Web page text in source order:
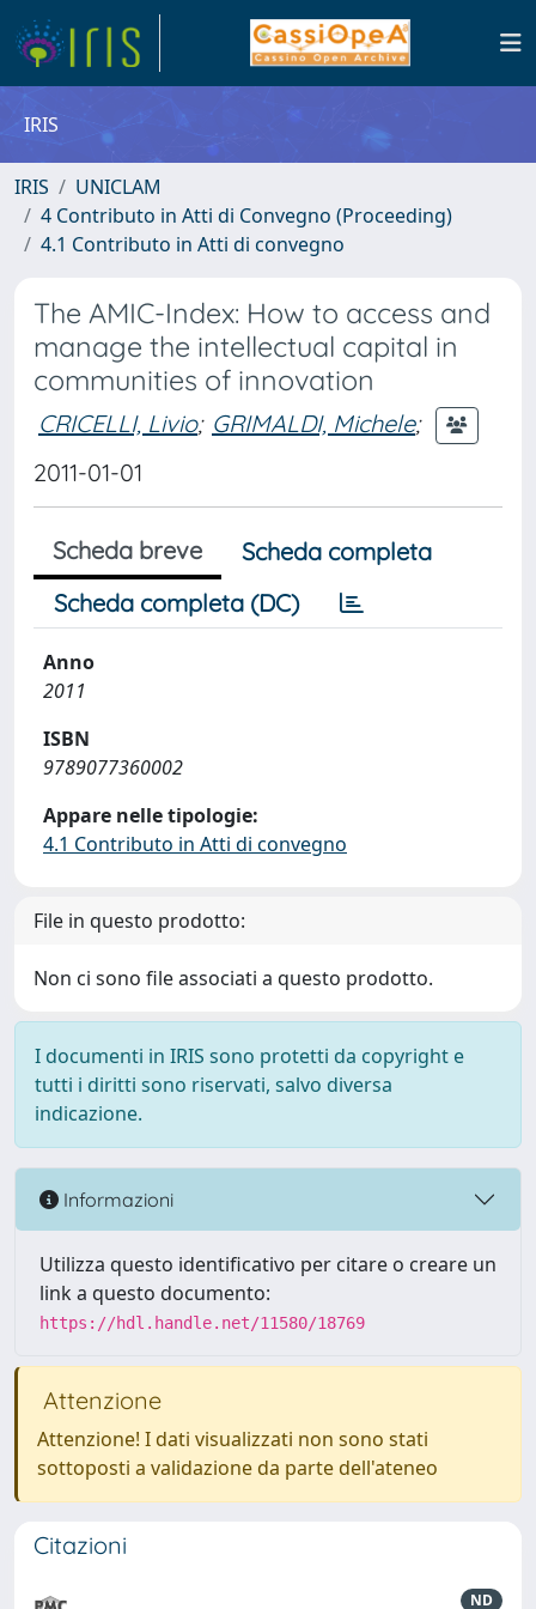
IRIS
IRIS
UNICLAM
4 Contributo in Atti di Convegno (Proceeding)
4.1 Contributo in Atti di convegno
The AMIC-Index: How to access and
manage the intellectual capital in
communities of innovation
CRICELLI, Livio; GRIMALDI, Michele;
2011-01-01
Scheda breve
Scheda completa
Scheda completa (DC)
Anno
2011
ISBN
9789077360002
Appare nelle tipologie:
4.1 Contributo in Atti di convegno
File in questo prodotto:
Non ci sono file associati a questo prodotto.
I documenti in IRIS sono protetti da copyright e
tutti i diritti sono riservati, salvo diversa
indicazione.
Informazioni
Utilizza questo identificativo per citare o creare un
link a questo documento:
https://hdl.handle.net/11580/18769
Attenzione
Attenzione! I dati visualizzati non sono stati
sottoposti a validazione da parte dell'ateneo
Citazioni
ND